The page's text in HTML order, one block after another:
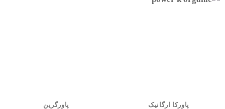
پاورکا ارگانیک پاورگرین